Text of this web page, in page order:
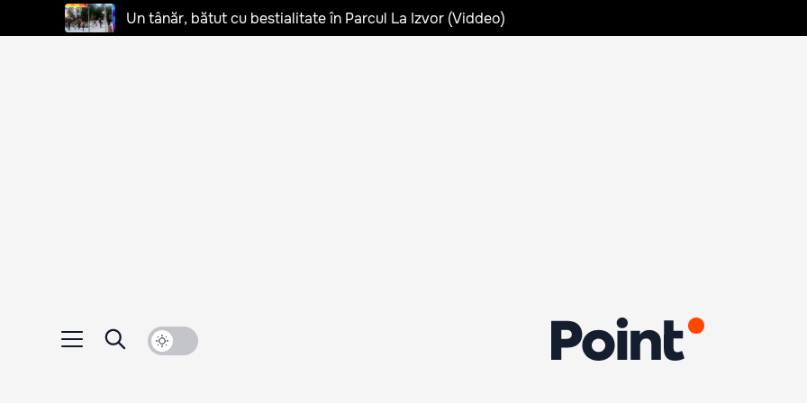
Un tânăr, bătut cu bestialitate în Parcul La Izvor (Viddeo)